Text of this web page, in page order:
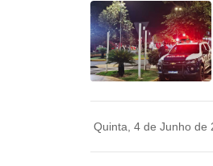
Quinta, 4 de Junho de